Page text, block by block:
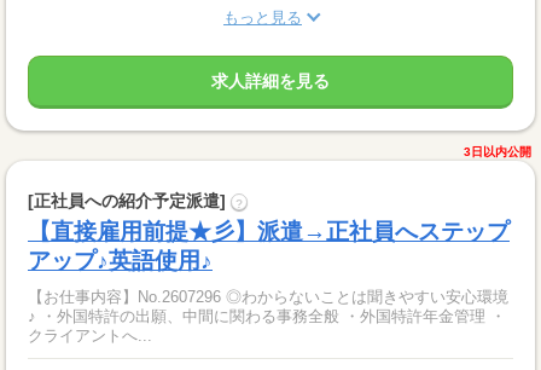
もっと見る
求人詳細を見る
3日以内公開
[正社員への紹介予定派遣] ?
【直接雇用前提★彡】派遣→正社員へステップ
アップ♪英語使用♪
【お仕事内容】No.2607296 ◎わからないことは聞きやすい安心環境
♪ ・外国特許の出願、中間に関わる事務全般 ・外国特許年金管理 ・
クライアントへ...